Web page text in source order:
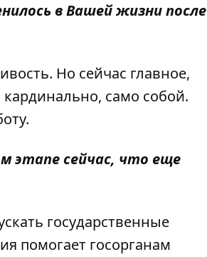
в Вашей жизни после
Но сейчас главное,
само собой.
этапе сейчас, что еще
государственные
помогает госорганам